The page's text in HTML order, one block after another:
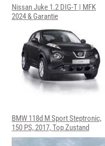
Nissan Juke 1.2 DIG-T | MFK
2024 & Garantie
BMW 118d M Sport Steptronic,
150 PS, 2017, Top Zustand